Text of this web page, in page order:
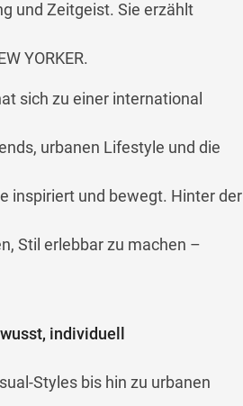
und Zeitgeist. Sie erzählt
YORKER.
sich zu einer international
urbanen Lifestyle und die
inspiriert und bewegt. Hinter der
Stil erlebbar zu machen –
individuell
Styles bis hin zu urbanen